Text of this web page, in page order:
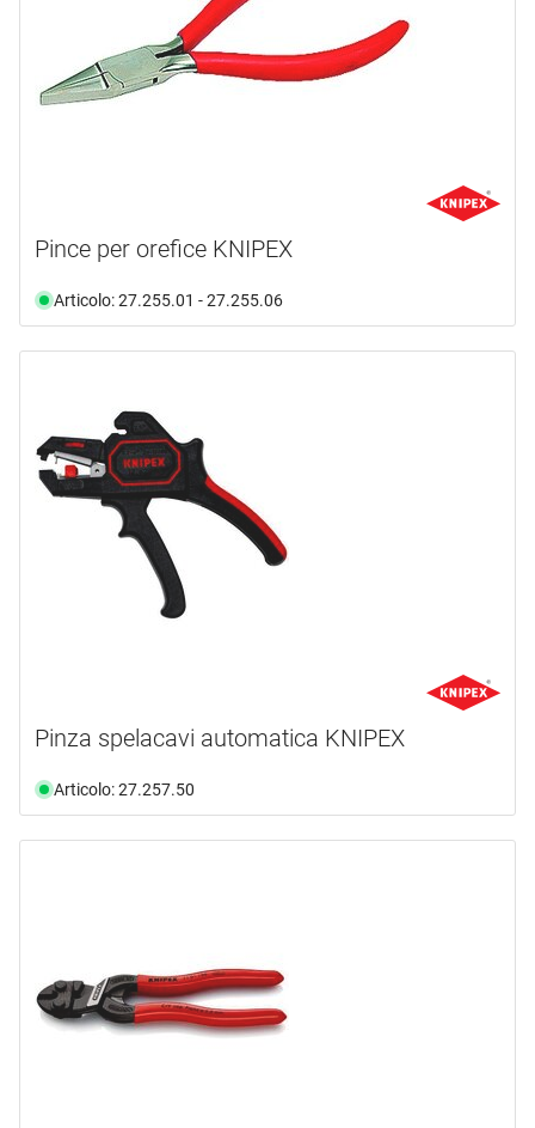
Pince per orefice KNIPEX
Articolo: 27.255.01 - 27.255.06
Pinza spelacavi automatica KNIPEX
Articolo: 27.257.50